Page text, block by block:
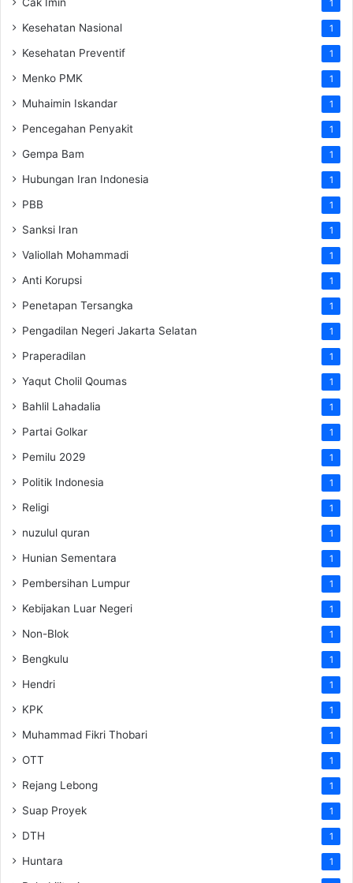
1
Kesehatan Nasional 1
Kesehatan Preventif 1
Menko PMK 1
Muhaimin Iskandar 1
Pencegahan Penyakit 1
Gempa Bam 1
Hubungan Iran Indonesia 1
PBB 1
Sanksi Iran 1
Valiollah Mohammadi 1
Anti Korupsi 1
Penetapan Tersangka 1
Pengadilan Negeri Jakarta Selatan 1
Praperadilan 1
Yaqut Cholil Qoumas 1
Bahlil Lahadalia 1
Partai Golkar 1
Pemilu 2029 1
Politik Indonesia 1
Religi 1
nuzulul quran 1
Hunian Sementara 1
Pembersihan Lumpur 1
Kebijakan Luar Negeri 1
Non-Blok 1
Bengkulu 1
Hendri 1
KPK 1
Muhammad Fikri Thobari 1
OTT 1
Rejang Lebong 1
Suap Proyek 1
DTH 1
Huntara 1